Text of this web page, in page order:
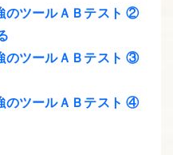
のツールＡＢテスト ②
のツールＡＢテスト ③
のツールＡＢテスト ④